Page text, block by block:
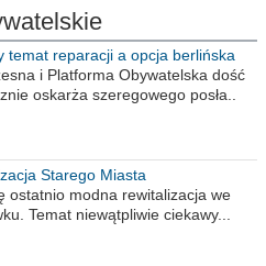
temat reparacji a opcja berlińska
i Platforma Obywatelska dość
oskarża szeregowego posła..
Starego Miasta
ostatnio modna rewitalizacja we
Temat niewątpliwie ciekawy...